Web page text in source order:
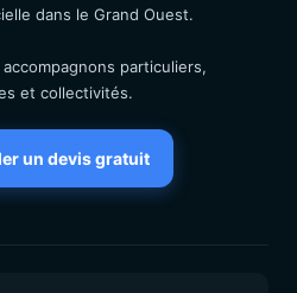
dans le Grand Ouest.
particuliers,
et collectivités.
un devis gratuit